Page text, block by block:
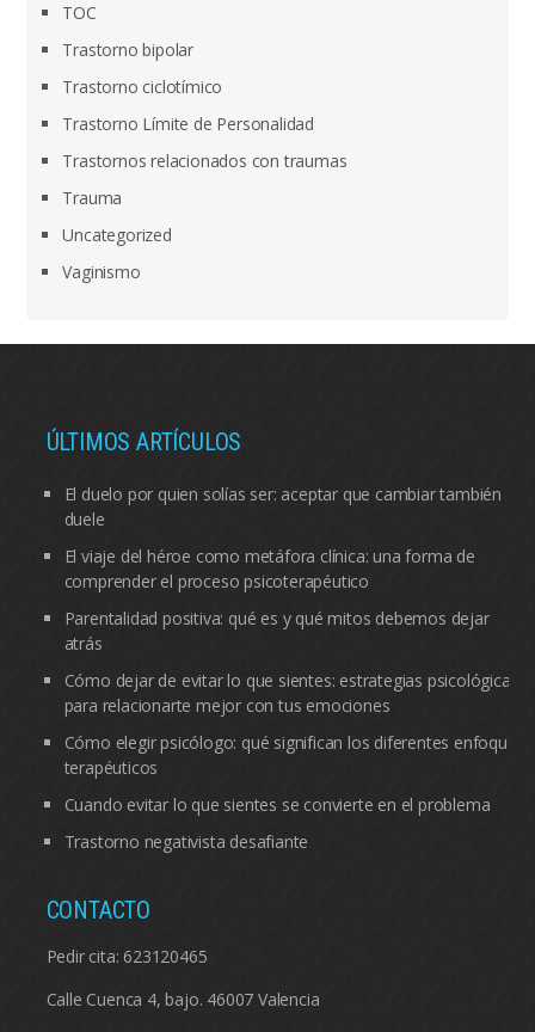
TOC
Trastorno bipolar
Trastorno ciclotímico
Trastorno Límite de Personalidad
Trastornos relacionados con traumas
Trauma
Uncategorized
Vaginismo
ÚLTIMOS ARTÍCULOS
El duelo por quien solías ser: aceptar que cambiar también
duele
El viaje del héroe como metáfora clínica: una forma de
comprender el proceso psicoterapéutico
Parentalidad positiva: qué es y qué mitos debemos dejar
atrás
Cómo dejar de evitar lo que sientes: estrategias psicológicas
para relacionarte mejor con tus emociones
Cómo elegir psicólogo: qué significan los diferentes enfoques
terapéuticos
Cuando evitar lo que sientes se convierte en el problema
Trastorno negativista desafiante
CONTACTO
Pedir cita: 623120465
Calle Cuenca 4, bajo. 46007 Valencia